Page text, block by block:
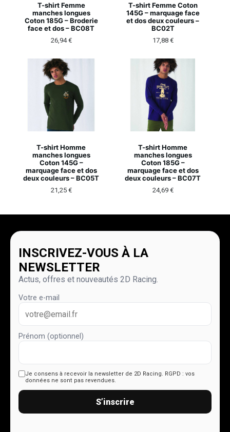
T-shirt Femme
manches longues
Coton 185G – Broderie
face et dos – BC08T
26,94€
T-shirt Femme Coton
145G – marquage face
et dos deux couleurs –
BC02T
17,88 €
T-shirt Homme
manches longues
Coton 145G –
marquage face et dos
deux couleurs – BC05T
21,25 €
T-shirt Homme
manches longues
Coton 185G –
marquage face et dos
deux couleurs – BC07T
24,69 €
INSCRIVEZ-VOUS À LA
NEWSLETTER
Actus, offres et nouveautés 2D Racing.
Votre e-mail
Prénom (optionnel)
Je consens à recevoir la newsletter de 2D Racing. RGPD : vos
données ne sont pas revendues.
S’inscrire